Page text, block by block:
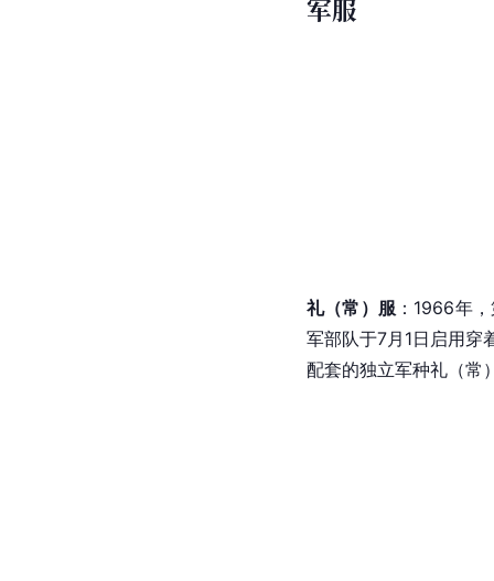
军服
礼（常）服 ：1966年
军部队于7月1日启用穿
配套的独立军种礼（常